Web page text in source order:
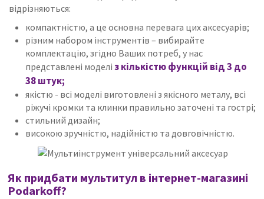
відрізняються:
компактністю, а це основна перевага цих аксесуарів;
різним набором інструментів – вибирайте
комплектацію, згідно Ваших потреб, у нас
представлені моделіз кількістю функцій від 3 до
38 штук;
якістю - всі моделі виготовлені з якісного металу, всі
ріжучі кромки та клинки правильно заточені та гострі;
стильний дизайн;
високою зручністю, надійністю та довговічністю.
Як придбати мультитул в інтернет-магазині
Podarkoff?